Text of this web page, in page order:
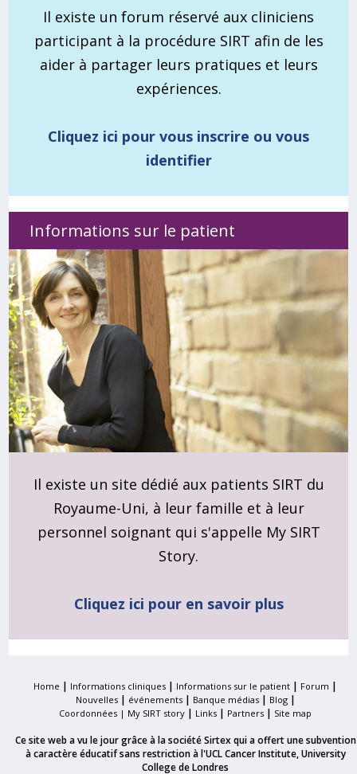
Il existe un forum réservé aux cliniciens
participant à la procédure SIRT afin de les
aider à partager leurs pratiques et leurs
expériences.
Cliquez ici pour vous inscrire ou vous
identifier
Informations sur le patient
Il existe un site dédié aux patients SIRT du
Royaume-Uni, à leur famille et à leur
personnel soignant qui s'appelle My SIRT
Story.
Cliquez ici pour en savoir plus
Home | Informations cliniques | Informations sur le patient | Forum |
Nouvelles| événements| Banque médias| Blog|
Coordonnées | My SIRT story | Links | Partners | Site map
Ce site web a vu le jour grâce à la société Sirtex qui a offert une subvention
à caractère éducatif sans restriction à l'UCL Cancer Institute, University
College de Londres